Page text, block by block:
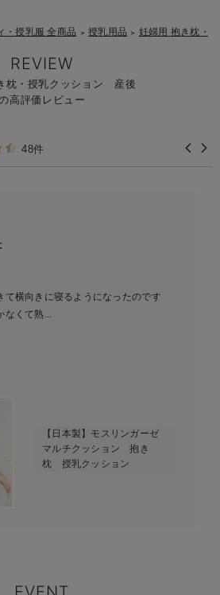
・授乳服 全商品 ＞ 授乳用品 ＞ 妊婦用 抱き枕・
REVIEW
枕・授乳クッション 産後
高評価レビュー
48件
て横向きに寝るようになったのです
なくて熟...
【日本製】モスリンガーゼ
マルチクッション 抱き
枕 授乳クッション